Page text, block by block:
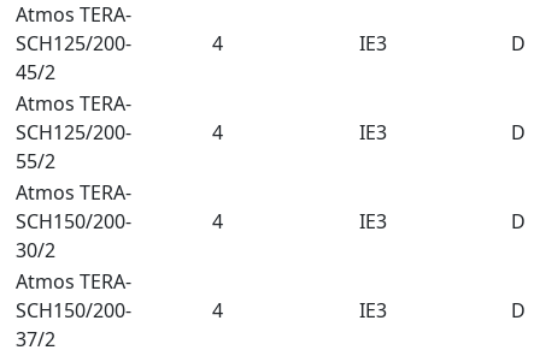
Atmos TERA-
SCH125/200-
45/2
4 IE3
Atmos TERA-
SCH125/200-
55/2
4 IE3
Atmos TERA-
SCH150/200-
30/2
4 IE3
Atmos TERA-
SCH150/200-
37/2
4 IE3